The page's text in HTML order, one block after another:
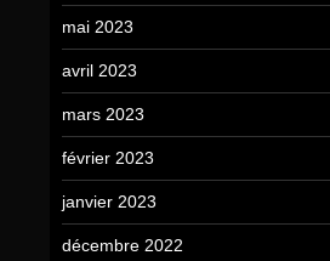
mai 2023
avril 2023
mars 2023
février 2023
janvier 2023
décembre 2022